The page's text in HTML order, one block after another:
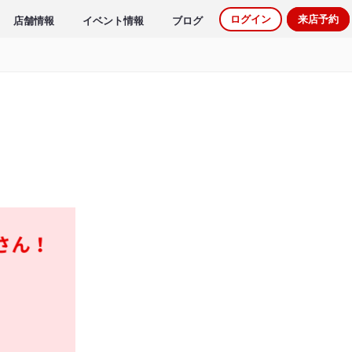
店舗情報 イベント情報 ブログ ログイン 来店予約